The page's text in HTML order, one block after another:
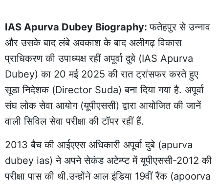
IAS Apurva Dubey Biography:फतेहपुर से उन्नाव
और उसके बाद लंबे अवकाश के बाद अलीगढ़ विकास
प्राधिकरण की उपाध्यक्ष रहींअपूर्वा दुबे (IAS Apurva
Dubey) का 20 मई 2025 की रात ट्रांसफर करते हुए
सूडा निदेशक (Director Suda) बना दिया गया है. अपूर्वा
संघ लोक सेवा आयोग (यूपीएससी) द्वारा आयोजित की जानें
वाली सिविल सेवा परीक्षा की टॉपर रहीं हैं.
2013 बैच की आईएएस अधिकारी अपूर्वा दुबे (apurva
dubey ias) ने अपने सेकंड अटेम्प्ट में यूपीएससी-2012 की
परीक्षा पास की थी.उन्होंने आल इंडिया 19वीं रैंक (apoorva